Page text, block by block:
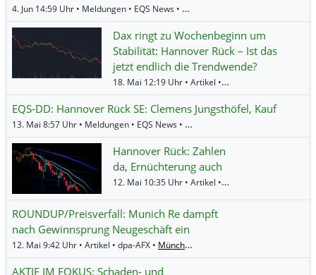
4. Jun 14:59 Uhr • Meldungen • EQS News •
Hannover Rueck
Dax ringt zu Wochenbeginn um
Stabilität: Hannover Rück – Ist das
jetzt endlich die Trendwende?
18. Mai 12:19 Uhr • Artikel • BörsenNEWS.de •
EQS-DD: Hannover Rück SE: Clemens Jungsthöfel, Kauf
13. Mai 8:57 Uhr • Meldungen • EQS News •
Hannover Rueck
Hannover Rück: Zahlen
da, Ernüchterung auch
12. Mai 10:35 Uhr • Artikel • BörsenNEWS.de •
ROUNDUP/Preisverfall: Munich Re dampft
nach Gewinnsprung Neugeschäft ein
12. Mai 9:42 Uhr • Artikel • dpa-AFX • Münchener Rück
AKTIE IM FOKUS: Schaden- und